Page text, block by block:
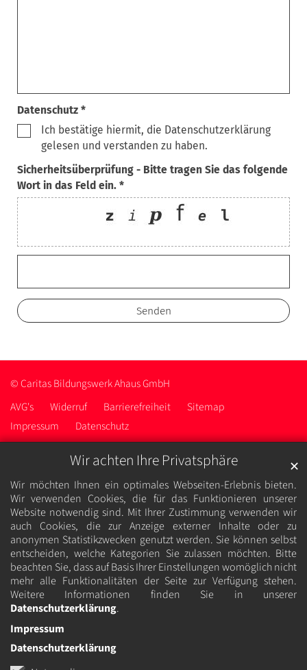
Wir achten Ihre Privatsphäre
Wir möchten Ihnen ein optimales Webseiten-Erlebnis bieten.
Wir verwenden Cookies, die für das Funktionieren unserer
Website notwendig sind. Mit Ihrer Zustimmung verwenden wir
auch Cookies, die zur Anzeige externer Inhalte oder zu
anonymen Statistikzwecken genutzt werden. Sie können selbst
entscheiden, welche Kategorien Sie zulassen möchten. Bitte
beachten Sie, dass auf Basis Ihrer Einstellungen womöglich nicht
mehr alle Funktionalitäten der Seite zur Verfügung stehen.
Weitere Informationen finden Sie in unserer
Datenschutzerklärung.
✕
Impressum
Datenschutzerklärung
Datenschutz *
Ich bestätige hiermit, die Datenschutzerklärung
gelesen und verstanden zu haben.
Sicherheitsüberprüfung - Bitte tragen Sie das folgende
Wort in das Feld ein. *
© Caritas Bildungswerk Ahaus GmbH
AVG's
Widerruf Barrierefreiheit
Sitemap
Impressum
Datenschutz